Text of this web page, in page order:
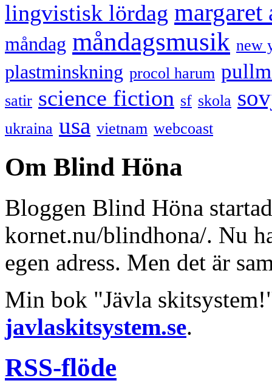
lingvistisk lördag margaret
måndag måndagsmusik new
plastminskning procol harum
satir science fiction sf skola
ukraina usa vietnam webcoast
Om Blind Höna
Bloggen Blind Höna
kornet.nu/blindhona/. Nu
egen adress. Men det är
Min bok "Jävla
javlaskitsystem.se.
RSS-flöde